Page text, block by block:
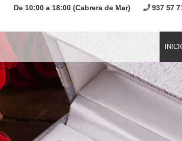
937 57
De 10:00 a 18:00 (Cabrera de Mar)